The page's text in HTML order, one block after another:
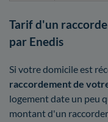
Tarif d'un
par Enedis
Si votre domicile est
raccordement de
logement date un peu
montant d'un